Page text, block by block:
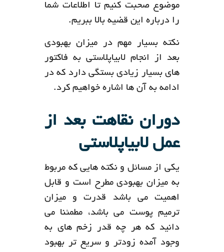
موضوع صحبت کنیم تا اطلاعات شما
را درباره این قضیه بالا ببریم.
نکته بسیار مهم در میزان بهبودی
بعد از انجام لابیاپلاستی به فاکتور
های بسیار زیادی بستگی دارد که در
ادامه به آن ها اشاره خواهیم کرد.
دوران نقاهت بعد از
عمل لابیاپلاستی​
یکی از مسائل و نکته هایی که مربوط
به میزان بهبودی مطرح است و قابل
اهمیت می باشد قدرت و میزان
ترمیم پوست می باشد، مطمئنا می
دانید که هر چه قدر زخم های به
وجود آمده زودتر و سریع تر بهبود